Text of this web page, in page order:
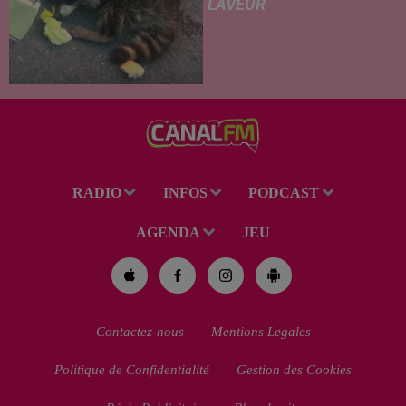
LAVEUR
de lui porter secours part...
RADIO INFOS PODCAST
AGENDA JEU
Contactez-nous Mentions Legales
Politique de Confidentialité Gestion des Cookies